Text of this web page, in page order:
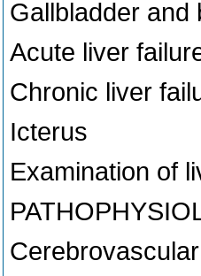
Gallbladder and
Acute liver
Chronic liver
Icterus
Examination of